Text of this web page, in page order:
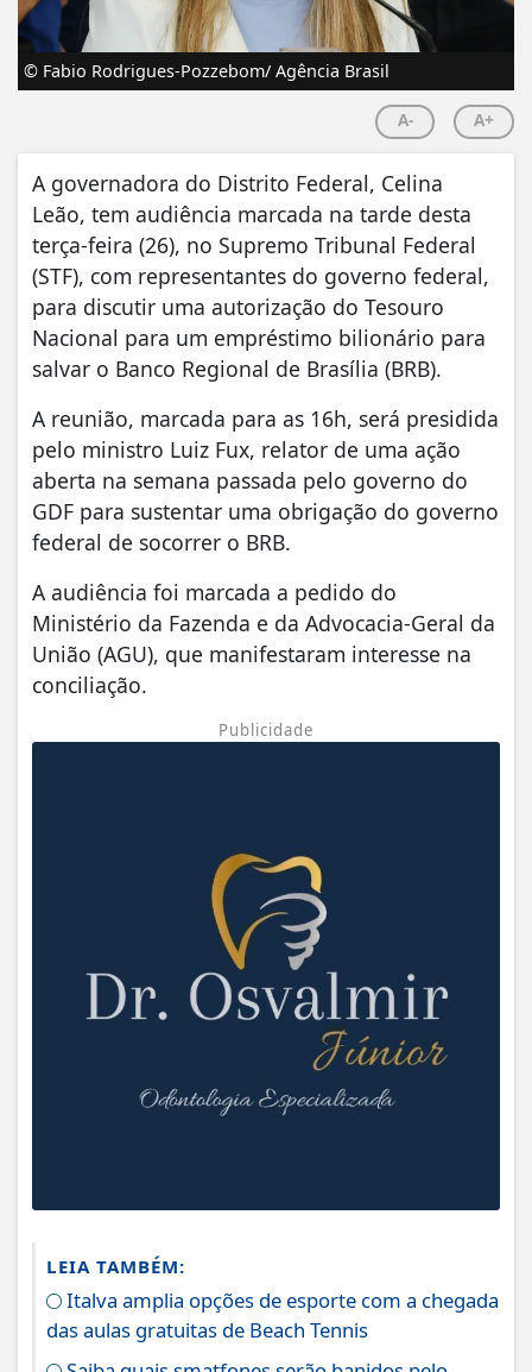
© Fabio Rodrigues-Pozzebom/ Agência Brasil
A- A+
A governadora do Distrito Federal, Celina
Leão, tem audiência marcada na tarde desta
terça-feira (26), no Supremo Tribunal Federal
(STF), com representantes do governo federal,
para discutir uma autorização do Tesouro
Nacional para um empréstimo bilionário para
salvar o Banco Regional de Brasília (BRB).
A reunião, marcada para as 16h, será presidida
pelo ministro Luiz Fux, relator de uma ação
aberta na semana passada pelo governo do
GDF para sustentar uma obrigação do governo
federal de socorrer o BRB.
A audiência foi marcada a pedido do
Ministério da Fazenda e da Advocacia-Geral da
União (AGU), que manifestaram interesse na
conciliação.
Publicidade
LEIA TAMBÉM:
Italva amplia opções de esporte com a chegada
das aulas gratuitas de Beach Tennis